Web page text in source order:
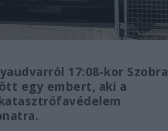
17:08-kor Szobra
egy embert, aki a